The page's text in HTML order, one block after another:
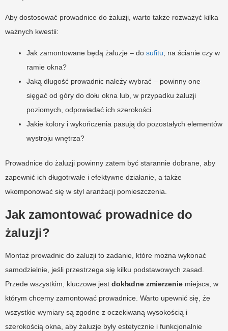
Aby dostosować prowadnice do żaluzji, warto także rozważyć kilka
ważnych kwestii:
Jak zamontowane będą żaluzje – do sufitu , na ścianie czy w
ramie okna?
Jaką długość prowadnic należy wybrać – powinny one
sięgać od góry do dołu okna lub, w przypadku żaluzji
poziomych, odpowiadać ich szerokości.
Jakie kolory i wykończenia pasują do pozostałych elementów
wystroju wnętrza?
Prowadnice do żaluzji powinny zatem być starannie dobrane, aby
zapewnić ich długotrwałe i efektywne działanie, a także
wkomponować się w styl aranżacji pomieszczenia.
Jak zamontować prowadnice do
żaluzji?
Montaż prowadnic do żaluzji to zadanie, które można wykonać
samodzielnie, jeśli przestrzega się kilku podstawowych zasad.
Przede wszystkim, kluczowe jest dokładne zmierzenie miejsca, w
którym chcemy zamontować prowadnice. Warto upewnić się, że
wszystkie wymiary są zgodne z oczekiwaną wysokością i
szerokością okna, aby żaluzje były estetycznie i funkcjonalnie